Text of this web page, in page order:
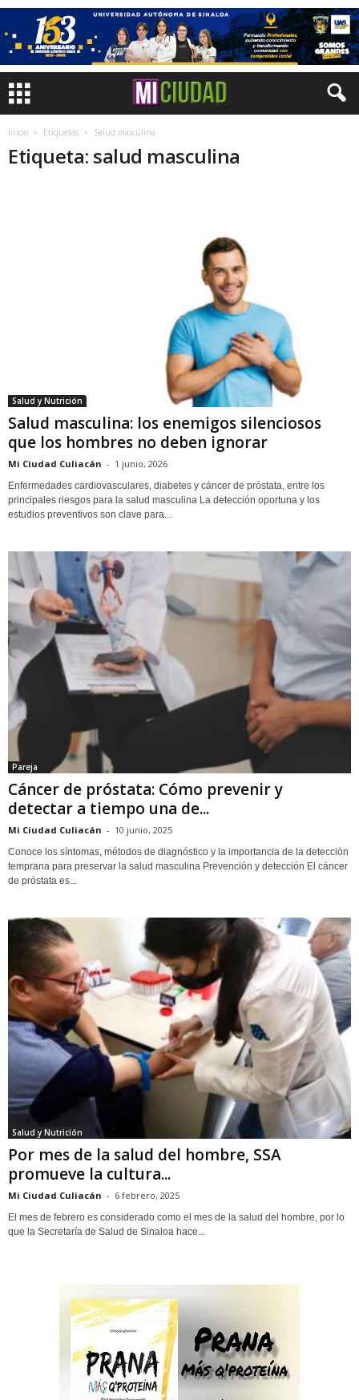
Inicio Etiquetas Salud masculina
Etiqueta: salud masculina
Salud y Nutrición
Salud masculina: los enemigos silenciosos
que los hombres no deben ignorar
Mi Ciudad Culiacán - 1 junio, 2026
Enfermedades cardiovasculares, diabetes y cáncer de próstata, entre los
principales riesgos para la salud masculina La detección oportuna y los
estudios preventivos son clave para...
Pareja
Cáncer de próstata: Cómo prevenir y
detectar a tiempo una de...
Mi Ciudad Culiacán - 10 junio, 2025
Conoce los síntomas, métodos de diagnóstico y la importancia de la detección
temprana para preservar la salud masculina Prevención y detección El cáncer
de próstata es...
Salud y Nutrición
Por mes de la salud del hombre, SSA
promueve la cultura...
Mi Ciudad Culiacán - 6 febrero, 2025
El mes de febrero es considerado como el mes de la salud del hombre, por lo
que la Secretaría de Salud de Sinaloa hace...